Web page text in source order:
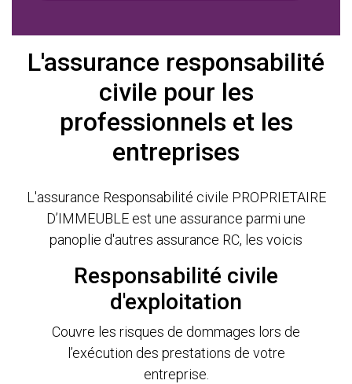
L'assurance responsabilité
civile pour les
professionnels et les
entreprises
L'assurance Responsabilité civile PROPRIETAIRE
D’IMMEUBLE est une assurance parmi une
panoplie d'autres assurance RC, les voicis
Responsabilité civile
d'exploitation
Couvre les risques de dommages lors de
l’exécution des prestations de votre
entreprise.